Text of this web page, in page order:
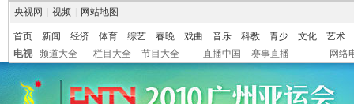
央视网 视频 网站地图
首页 新闻 经济 体育 综艺 春晚 戏曲 音乐 科教 青少 文化
艺术
电视
频道大全 栏目大全 节目大全 直播中国 赛事直播 网络